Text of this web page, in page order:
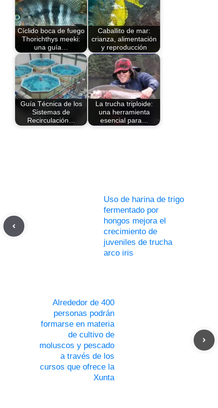
Cíclido boca de fuego
Thorichthys meeki:
una guía…
Caballito de mar:
crianza, alimentación
y reproducción
Guía Técnica de los
Sistemas de
Recirculación…
La trucha triploide:
una herramienta
esencial para…
Uso de harina de trigo
fermentado por
hongos mejora el
crecimiento de
juveniles de trucha
arco iris
Alrededor de 400
personas podrán
formarse en materia
de cultivo de
moluscos y pescado
a través de los
cursos que ofrece la
Xunta